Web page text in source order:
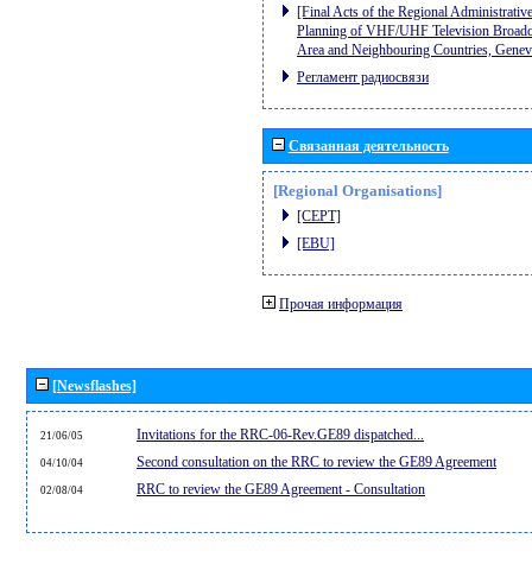
[Final Acts of the Regional
Planning of VHF/UHF Television
Area and Neighbouring Countries,
Регламент радиосвязи
Связанная деятельность
[Regional Organisations]
[CEPT]
[EBU]
Прочая информация
[Newsflashes]
21/06/05 Invitations for the RRC-06-Rev.GE89 dispatched...
04/10/04 Second consultation on the RRC to review the GE89 Agreement
02/08/04 RRC to review the GE89 Agreement - Consultation